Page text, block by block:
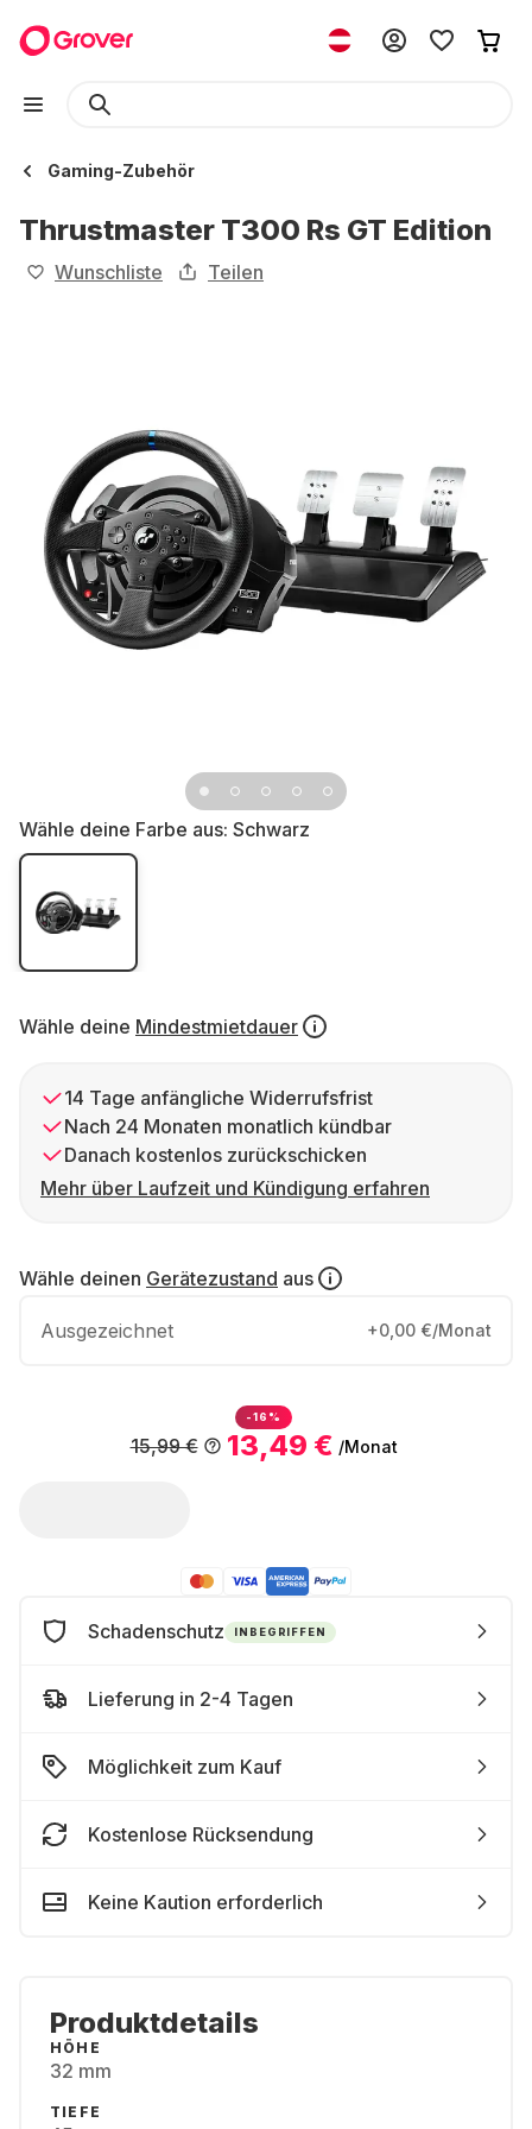
Gaming-Zubehör
Thrustmaster T300 Rs GT Edition
Wunschliste Teilen
Wähle deine Farbe aus: Schwarz
Wähle deine Mindestmietdauer
14 Tage anfängliche Widerrufsfrist
Nach 24 Monaten monatlich kündbar
Danach kostenlos zurückschicken
Mehr über Laufzeit und Kündigung erfahren
Wähle deinen Gerätezustand aus
Ausgezeichnet +0,00 €/Monat
-16%
13,49 € /Monat
15,99 €
Schadenschutz INBEGRIFFEN
Lieferung in 2-4 Tagen
Möglichkeit zum Kauf
Kostenlose Rücksendung
Keine Kaution erforderlich
Produktdetails
HÖHE
32 mm
TIEFE